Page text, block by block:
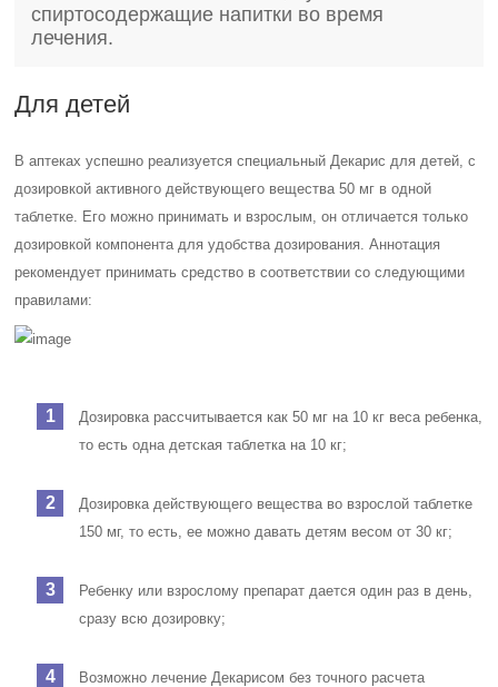
спиртосодержащие напитки во время
лечения.
Для детей
В аптеках успешно реализуется специальный Декарис для детей, с
дозировкой активного действующего вещества 50 мг в одной
таблетке. Его можно принимать и взрослым, он отличается только
дозировкой компонента для удобства дозирования. Аннотация
рекомендует принимать средство в соответствии со следующими
правилами:
Дозировка рассчитывается как 50 мг на 10 кг веса ребенка,
то есть одна детская таблетка на 10 кг;
Дозировка действующего вещества во взрослой таблетке
150 мг, то есть, ее можно давать детям весом от 30 кг;
Ребенку или взрослому препарат дается один раз в день,
сразу всю дозировку;
Возможно лечение Декарисом без точного расчета